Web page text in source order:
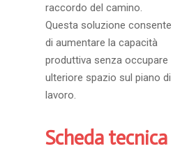
raccordo del camino.
Questa soluzione consente
di aumentare la capacità
produttiva senza occupare
ulteriore spazio sul piano di
lavoro.
Scheda tecnica